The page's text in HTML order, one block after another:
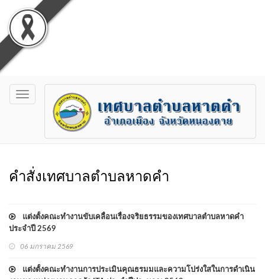
Toggle
navigation
คำสั่งเทศบาลตำบลหาดคำ
แต่งตั้งคณะทำงานขับเคลื่อนเรื่องจริยธรรมของเทศบาลตำบลหาดคำ
ประจำปี 2569
06 มกราคม 2569
แต่งตั้งคณะทำงานการประเมินคุณธรมมและความโปร่งใสในการดำเนิน